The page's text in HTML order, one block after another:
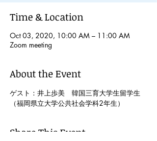
Time & Location
Oct 03, 2020, 10:00 AM – 11:00 AM
Zoom meeting
About the Event
ゲスト：井上歩美　韓国三育大学生留学生
（福岡県立大学公共社会学科2年生）
Share This Event